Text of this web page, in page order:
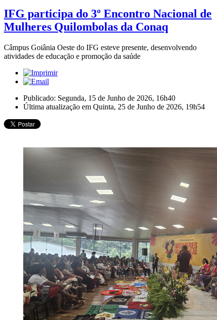
IFG participa do 3º Encontro Nacional de
Mulheres Quilombolas da Conaq
Câmpus Goiânia Oeste do IFG esteve presente, desenvolvendo
atividades de educação e promoção da saúde
Publicado: Segunda, 15 de Junho de 2026, 16h40
Última atualização em Quinta, 25 de Junho de 2026, 19h54